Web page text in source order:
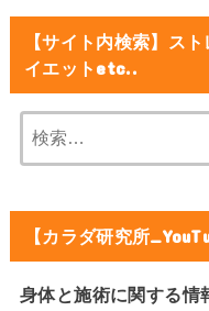
【サイト内検索】ス
イエットetc..
【カラダ研究所
身体と施術に関する情